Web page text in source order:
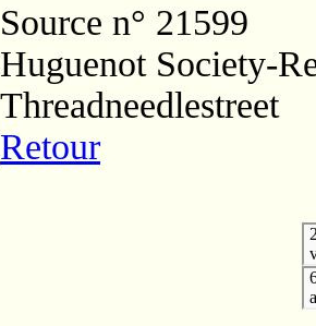
Source n° 21599
Huguenot Society-
Threadneedlestreet
Retour